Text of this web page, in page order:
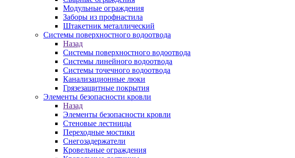
Модульные ограждения
Заборы из профнастила
Штакетник металлический
Системы поверхностного водоотвода
Назад
Системы поверхностного водоотвода
Системы линейного водоотвода
Системы точечного водоотвода
Канализационные люки
Грязезащитные покрытия
Элементы безопасности кровли
Назад
Элементы безопасности кровли
Стеновые лестницы
Переходные мостики
Снегозадержатели
Кровельные ограждения